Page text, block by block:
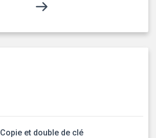
Copie et double de clé